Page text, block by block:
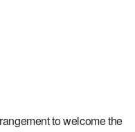
to welcome the